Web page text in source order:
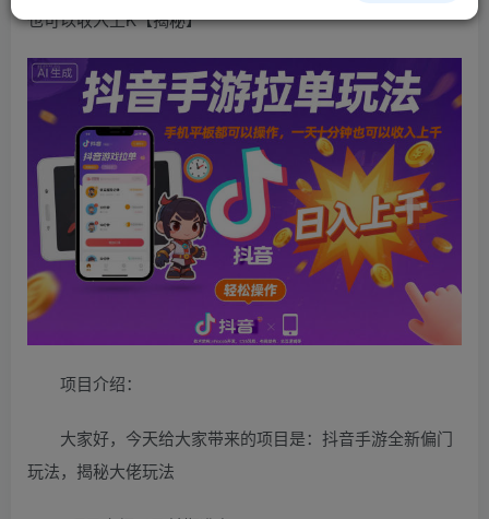
也可以收入上K【揭秘】
项目介绍：
大家好，今天给大家带来的项目是：抖音手游全新偏门
玩法，揭秘大佬玩法